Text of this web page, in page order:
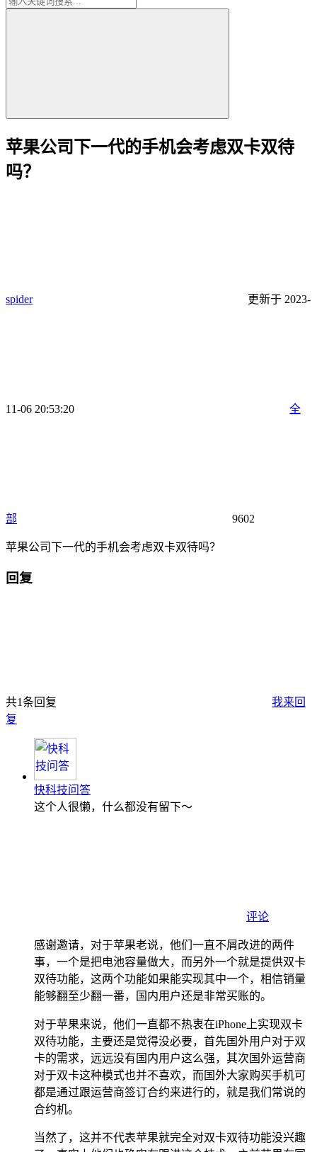
苹果公司下一代的手机会考虑双卡双待
吗？
spider 更新于 2023-
11-06 20:53:20 全
部 9602
苹果公司下一代的手机会考虑双卡双待吗？
回复
共1条回复
我来回
复
快科技问答
这个人很懒，什么都没有留下～
评论
感谢邀请，对于苹果老说，他们一直不屑改进的两件
事，一个是把电池容量做大，而另外一个就是提供双卡
双待功能，这两个功能如果能实现其中一个，相信销量
能够翻至少翻一番，国内用户还是非常买账的。
对于苹果来说，他们一直都不热衷在iPhone上实现双卡
双待功能，主要还是觉得没必要，首先国外用户对于双
卡的需求，远远没有国内用户这么强，其次国外运营商
对于双卡这种模式也并不喜欢，而国外大家购买手机可
都是通过跟运营商签订合约来进行的，就是我们常说的
合约机。
当然了，这并不代表苹果就完全对双卡双待功能没兴趣